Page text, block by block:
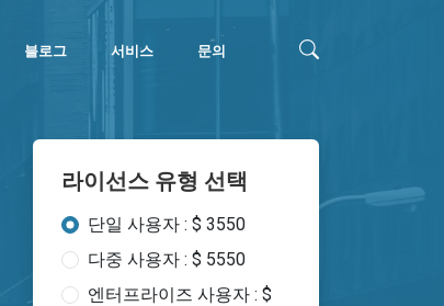
블로그 서비스 문의
라이선스 유형 선택
단일 사용자 : $ 3550
다중 사용자 : $ 5550
엔터프라이즈 사용자 : $